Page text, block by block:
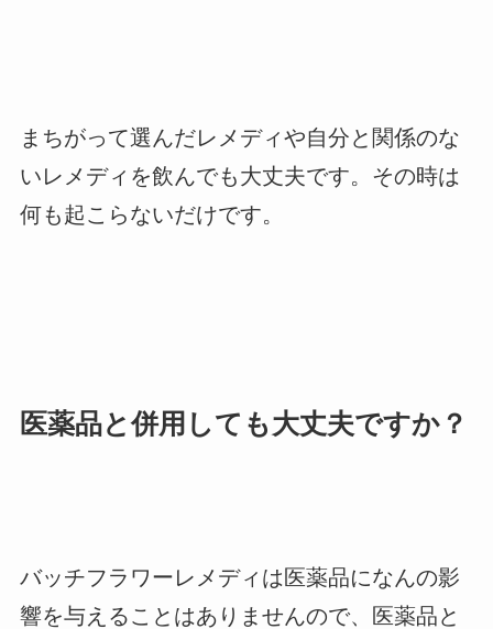
まちがって選んだレメディや自分と関係のな
いレメディを飲んでも大丈夫です。その時は
何も起こらないだけです。
医薬品と併用しても大丈夫ですか？
バッチフラワーレメディは医薬品になんの影
響を与えることはありませんので、医薬品と